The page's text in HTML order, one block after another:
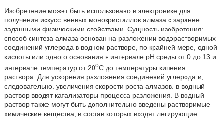
Изобретение может быть использовано в электронике для
получения искусственных монокристаллов алмаза с заранее
заданными физическими свойствами. Сущность изобретения:
способ синтеза алмаза основан на разложении водорастворимых
соединений углерода в водном растворе, по крайней мере, одной
кислоты или одного основания в интервале рН среды от 0 до 13 и
интервале температур от 20oС до температуры кипения
раствора. Для ускорения разложения соединений углерода и,
следовательно, увеличения скорости роста алмазов, в водный
раствор вводят катализаторы процесса разложения. В водный
раствор также могут быть дополнительно введены растворимые
химические вещества, в состав которых входят легирующие